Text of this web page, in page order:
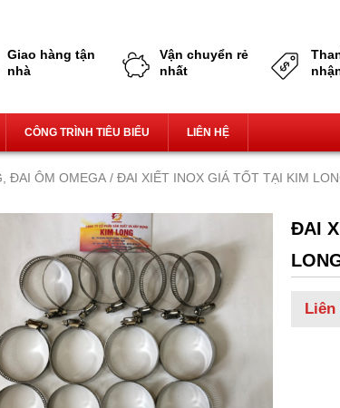
Giao hàng tận
nhà
Vận chuyển rẻ
nhất
CÔNG TRÌNH TIÊU BIỂU LIÊN HỆ
ĐAI ÔM OMEGA / ĐAI XIẾT INOX GIÁ TỐT TẠI KIM
ĐAI
Liên